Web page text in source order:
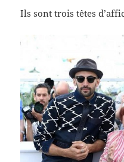
Ils sont trois têtes